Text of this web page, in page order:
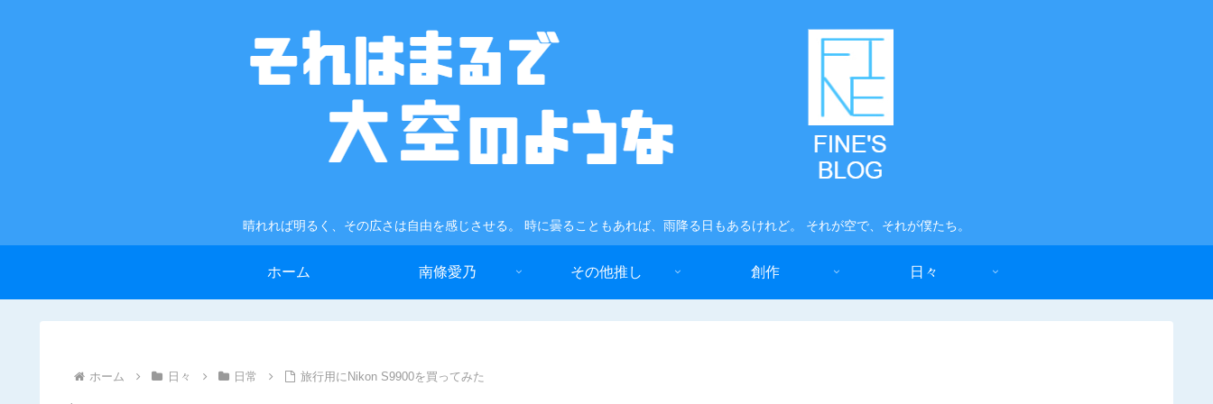
晴れれば明るく、その広さは自由を感じさせる。 時に曇ることもあれば、雨降る日もあるけれど。 それが空で、それが僕たち。
ホーム 南條愛乃 その他推し 創作 日々
ホーム 日々 日常 旅行用にNikon S9900を買ってみた